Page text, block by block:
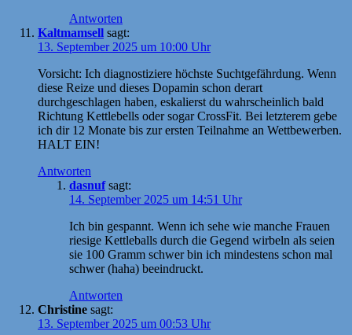
Antworten
Kaltmamsell sagt:
13. September 2025 um 10:00 Uhr
Vorsicht: Ich diagnostiziere höchste Suchtgefährdung. Wenn
diese Reize und dieses Dopamin schon derart
durchgeschlagen haben, eskalierst du wahrscheinlich bald
Richtung Kettlebells oder sogar CrossFit. Bei letzterem gebe
ich dir 12 Monate bis zur ersten Teilnahme an Wettbewerben.
HALT EIN!
Antworten
dasnuf sagt:
14. September 2025 um 14:51 Uhr
Ich bin gespannt. Wenn ich sehe wie manche Frauen
riesige Kettleballs durch die Gegend wirbeln als seien
sie 100 Gramm schwer bin ich mindestens schon mal
schwer (haha) beeindruckt.
Antworten
Christine sagt:
13. September 2025 um 00:53 Uhr